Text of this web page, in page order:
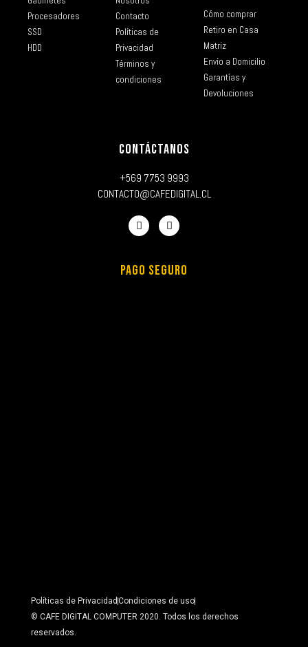
Procesadores
SSD
HDD
Contacto
Políticas de
Privacidad
Términos y
condiciones
Cómo comprar
Retiro en Casa
Matriz
Envío a Domicilio
Garantías y
Devoluciones
CONTÁCTANOS
+569 7753 9993
CONTACTO@CAFEDIGITAL.CL
PAGO SEGURO
Políticas de Privacidad Condiciones de uso
© CAFE DIGITAL COMPUTER 2020. Todos los derechos
reservados.